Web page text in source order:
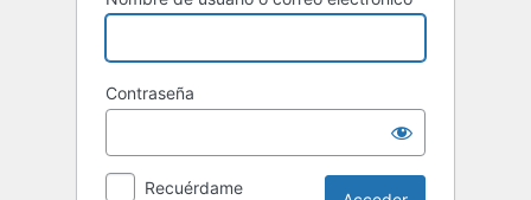
Contraseña
Recuérdame